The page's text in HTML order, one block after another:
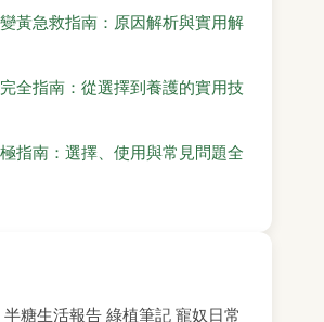
黃急救指南：原因解析與實用解
全指南：從選擇到養護的實用技
指南：選擇、使用與常見問題全
半糖生活報告 綠植筆記 寵奴日常